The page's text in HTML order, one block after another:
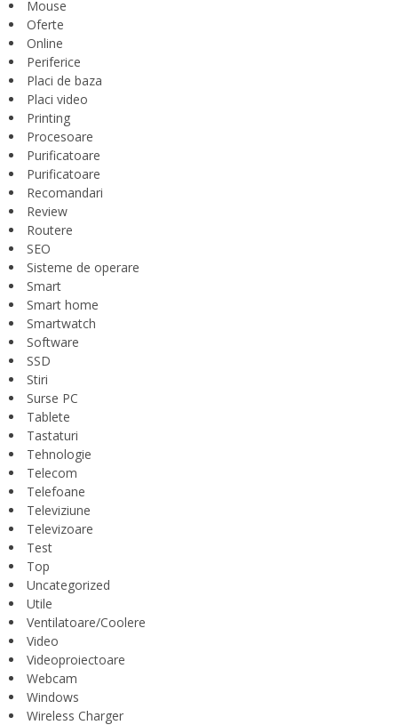
Mouse
Oferte
Online
Periferice
Placi de baza
Placi video
Printing
Procesoare
Purificatoare
Purificatoare
Recomandari
Review
Routere
SEO
Sisteme de operare
Smart
Smart home
Smartwatch
Software
SSD
Stiri
Surse PC
Tablete
Tastaturi
Tehnologie
Telecom
Telefoane
Televiziune
Televizoare
Test
Top
Uncategorized
Utile
Ventilatoare/Coolere
Video
Videoproiectoare
Webcam
Windows
Wireless Charger